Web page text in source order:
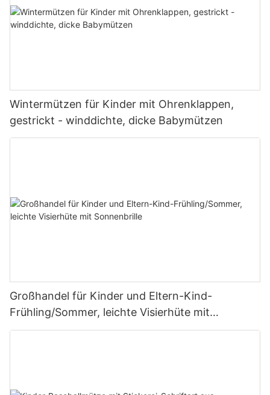
Wintermützen für Kinder mit Ohrenklappen,
gestrickt - winddichte, dicke Babymützen
Großhandel für Kinder und Eltern-Kind-
Frühling/Sommer, leichte Visierhüte mit
Sonnenbrille